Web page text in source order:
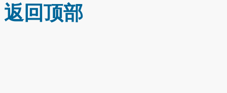
返回顶部